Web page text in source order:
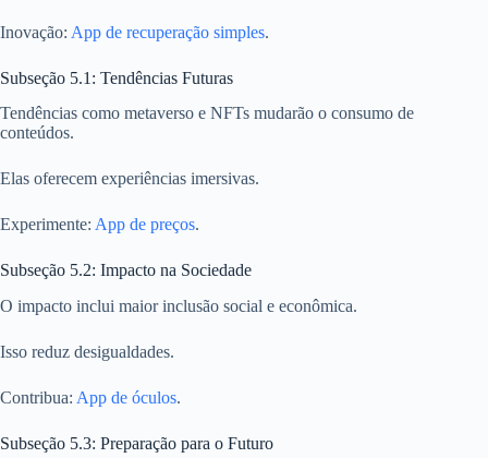
Inovação: App de recuperação simples.
Subseção 5.1: Tendências Futuras
Tendências como metaverso e NFTs mudarão o consumo de
conteúdos.
Elas oferecem experiências imersivas.
Experimente: App de preços.
Subseção 5.2: Impacto na Sociedade
O impacto inclui maior inclusão social e econômica.
Isso reduz desigualdades.
Contribua: App de óculos.
Subseção 5.3: Preparação para o Futuro